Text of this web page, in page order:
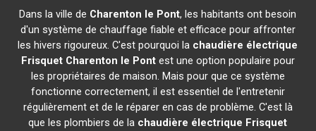
Dans la ville de Charenton le Pont, les habitants ont besoin
d'un système de chauffage fiable et efficace pour affronter
les hivers rigoureux. C'est pourquoi la chaudière électrique
Frisquet Charenton le Pontest une option populaire pour
les propriétaires de maison. Mais pour que ce système
fonctionne correctement, il est essentiel de l'entretenir
régulièrement et de le réparer en cas de problème. C'est là
que les plombiers de la chaudière électrique Frisquet